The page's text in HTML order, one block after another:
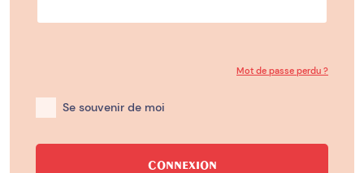
Mot de passe perdu ?
Se souvenir de moi
CONNEXION